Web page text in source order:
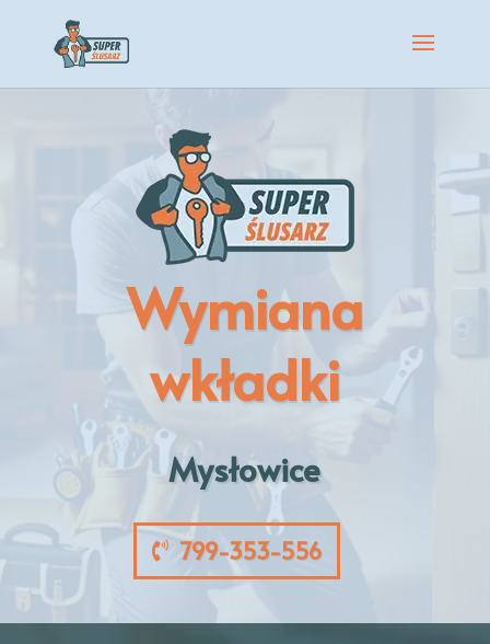
Wymiana
wkładki
Mysłowice
799-353-556